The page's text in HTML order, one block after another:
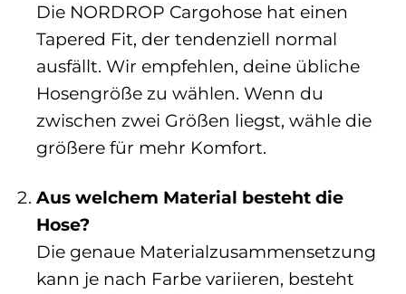
Die NORDROP Cargohose hat einen
Tapered Fit, der tendenziell normal
ausfällt. Wir empfehlen, deine übliche
Hosengröße zu wählen. Wenn du
zwischen zwei Größen liegst, wähle die
größere für mehr Komfort.
Aus welchem Material besteht die
Hose?
Die genaue Materialzusammensetzung
kann je nach Farbe variieren, besteht